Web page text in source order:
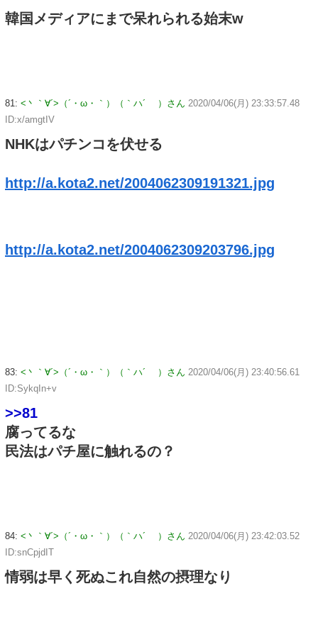
韓国メディアにまで呆れられる始末w
81: <丶｀∀´>（´・ω・｀）（｀ハ´ ）さん 2020/04/06(月) 23:33:57.48
ID:x/amgtIV
NHKはパチンコを伏せる
http://a.kota2.net/2004062309191321.jpg
http://a.kota2.net/2004062309203796.jpg
83: <丶｀∀´>（´・ω・｀）（｀ハ´ ）さん 2020/04/06(月) 23:40:56.61
ID:SykqIn+v
>>81
腐ってるな
民法はパチ屋に触れるの？
84: <丶｀∀´>（´・ω・｀）（｀ハ´ ）さん 2020/04/06(月) 23:42:03.52
ID:snCpjdIT
情弱は早く死ぬこれ自然の摂理なり